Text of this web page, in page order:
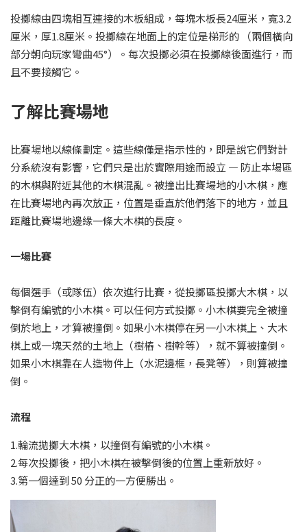
投擲線由四塊相互連接的木板組成，每塊木板長24厘米，寬3.2
厘米，厚1.8厘米。投擲線在地面上的定位是梯形的 （兩個橫向
部分朝向玩家彎曲45°）。每次投擲必須在投擲線後面進行，而
且不要接觸它。
了解比賽場地
比賽場地以線條劃定。這些線僅是指示性的，即是說它們對計
分系統沒有影響，它們只是出於實際用途而設立 — 防止本場區
的木棋與附近其他的木棋混亂。被撞出比賽場地的小木棋，應
在比賽場地內再次放正，位置是垂直於他們落下的地方，並且
距離比賽場地邊緣一條大木棋的長度。
一場比賽
每個選手（或隊伍）依次進行比賽，從投擲區投擲大木棋，以
擊倒有編號的小木棋。可以任何方式投擲。小木棋要完全被撞
倒於地上，才算被撞倒。如果小木棋停在另一小木棋上、大木
棋上或一塊天然的土地上（樹樁、樹幹等），就不算被撞倒。
如果小木棋靠在人造物件上（水泥邊框，長凳等），則算被撞
倒。
​流程
1.輪流拋擲大木棋，以撞倒有編號的小木棋。
2.每次投擲後，把小木棋在被擊倒後的位置上重新放好。
3.第一個達到 50 分正的一方便勝出。